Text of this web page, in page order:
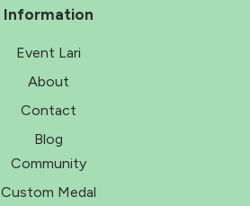
Information
Event Lari
About
Contact
Blog
Community
Custom Medal